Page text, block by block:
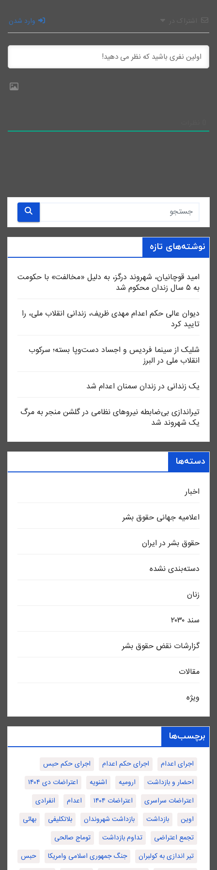
اشتراک در وارد شدن
نوشته‌های تازه
امید قوچانیان، شهروند درگز، به دلیل «مخالفت» با حکومت
به ۵ سال زندان محکوم شد
دیوان عالی حکم اعدام مهدی ظریف، زندانی انقلاب ملی، را
تایید کرد
شلیک از سینما فردیس و اجساد دست‌وپا بسته؛ سرکوب
انقلاب ملی در البرز
یک زندانی در زندان سمنان اعدام شد
تیراندازی بی‌ضابطه نیروهای نظامی در گلشن منجر به مرگ
یک شهروند شد
دسته‌ها
اخبار
اعلاميه جهانی حقوق بشر
حقوق بشر در ایران
دسته‌بندی نشده
زنان
سند ٢٠٣٠
گزارشات نقض حقوق بشر
مقالات
ویژه
برچسب‌ها
اجرای اعدام اجرای حکم اعدام
اجرای حکم حبس
احضار و بازداشت
ارومیه اشنویه
اعتراضات دی ۱۴۰۴
اعتراضات سراسری
اعتراضات ۱۴۰۴ اعدام
انفرادی
اوین
بازداشت بازداشت شهروندان بلاتکلیفی
بهائی
تجمع اعتراضی
تداوم بازداشت
توماج صالحی
تیر اندازی به کولبران
جنگ جمهوری اسلامی وامریکا
حبس